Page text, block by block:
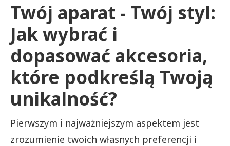
Twój aparat - Twój styl:
Jak wybrać i
dopasować akcesoria,
które podkreślą Twoją
unikalność?
Pierwszym i najważniejszym aspektem jest
zrozumienie twoich własnych preferencji i